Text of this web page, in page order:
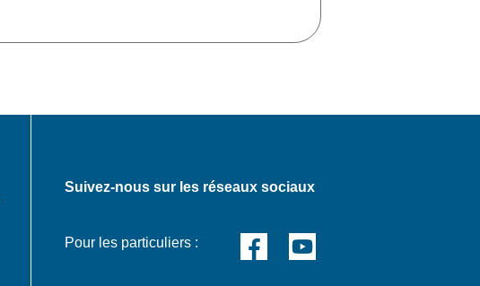
Suivez-nous sur les réseaux sociaux
Pour les particuliers :